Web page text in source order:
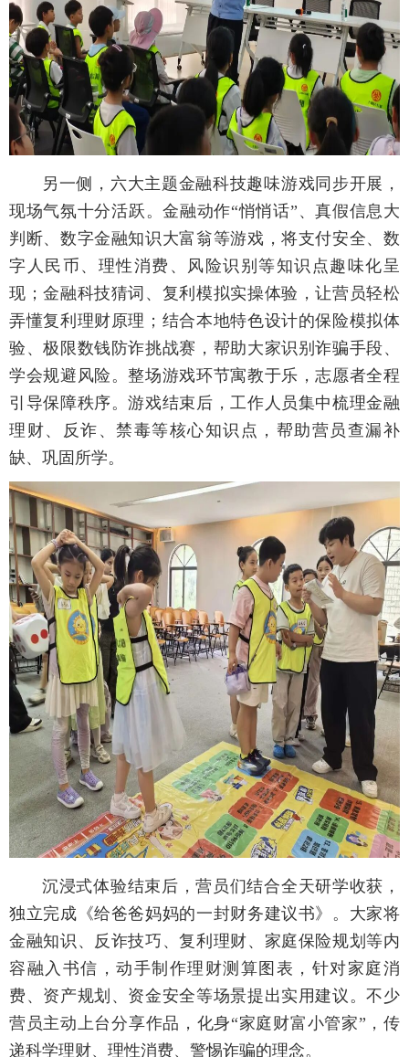
另一侧，六大主题金融科技趣味游戏同步开展，
现场气氛十分活跃。金融动作“悄悄话”、真假信息大
判断、数字金融知识大富翁等游戏，将支付安全、数
字人民币、理性消费、风险识别等知识点趣味化呈
现；金融科技猜词、复利模拟实操体验，让营员轻松
弄懂复利理财原理；结合本地特色设计的保险模拟体
验、极限数钱防诈挑战赛，帮助大家识别诈骗手段、
学会规避风险。整场游戏环节寓教于乐，志愿者全程
引导保障秩序。游戏结束后，工作人员集中梳理金融
理财、反诈、禁毒等核心知识点，帮助营员查漏补
缺、巩固所学。
沉浸式体验结束后，营员们结合全天研学收获，
独立完成《给爸爸妈妈的一封财务建议书》。大家将
金融知识、反诈技巧、复利理财、家庭保险规划等内
容融入书信，动手制作理财测算图表，针对家庭消
费、资产规划、资金安全等场景提出实用建议。不少
营员主动上台分享作品，化身“家庭财富小管家”，传
递科学理财、理性消费、警惕诈骗的理念。